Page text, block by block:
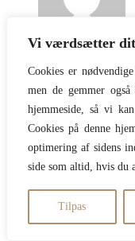
Vi værdsætter
Cookies er
men de gemmer
hjemmeside, så vi
Cookies på denne
optimering af sidens
side som altid, hvis du
Tilpas
Mia T.
REPLY
Tager også
det er alt for dyrt)
er billigere og der
tidligere også taget
meget på noget
24/01/2017